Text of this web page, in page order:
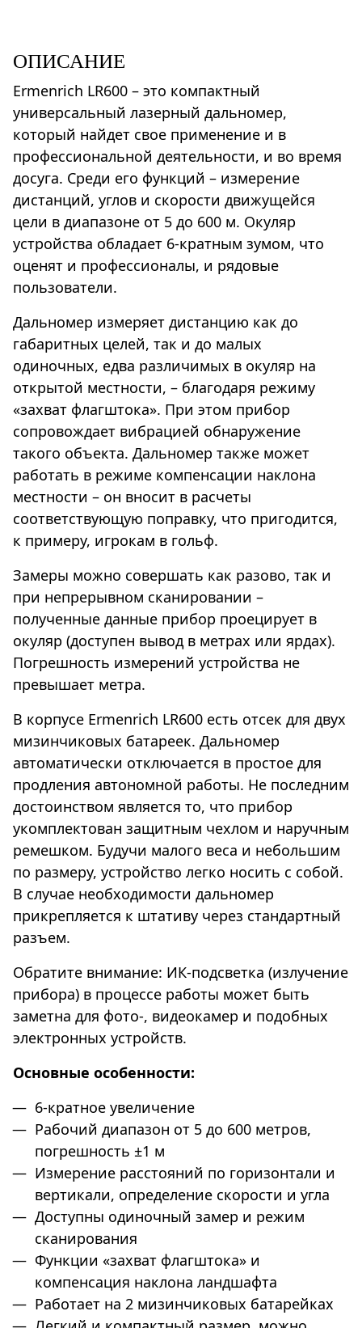
ОПИСАНИЕ
Ermenrich LR600 – это компактный
универсальный лазерный дальномер,
который найдет свое применение и в
профессиональной деятельности, и во время
досуга. Среди его функций – измерение
дистанций, углов и скорости движущейся
цели в диапазоне от 5 до 600 м. Окуляр
устройства обладает 6-кратным зумом, что
оценят и профессионалы, и рядовые
пользователи.
Дальномер измеряет дистанцию как до
габаритных целей, так и до малых
одиночных, едва различимых в окуляр на
открытой местности, – благодаря режиму
«захват флагштока». При этом прибор
сопровождает вибрацией обнаружение
такого объекта. Дальномер также может
работать в режиме компенсации наклона
местности – он вносит в расчеты
соответствующую поправку, что пригодится,
к примеру, игрокам в гольф.
Замеры можно совершать как разово, так и
при непрерывном сканировании –
полученные данные прибор проецирует в
окуляр (доступен вывод в метрах или ярдах).
Погрешность измерений устройства не
превышает метра.
В корпусе Ermenrich LR600 есть отсек для двух
мизинчиковых батареек. Дальномер
автоматически отключается в простое для
продления автономной работы. Не последним
достоинством является то, что прибор
укомплектован защитным чехлом и наручным
ремешком. Будучи малого веса и небольшим
по размеру, устройство легко носить с собой.
В случае необходимости дальномер
прикрепляется к штативу через стандартный
разъем.
Обратите внимание: ИК-подсветка (излучение
прибора) в процессе работы может быть
заметна для фото-, видеокамер и подобных
электронных устройств.
Основные особенности:
6-кратное увеличение
Рабочий диапазон от 5 до 600 метров,
погрешность ±1 м
Измерение расстояний по горизонтали и
вертикали, определение скорости и угла
Доступны одиночный замер и режим
сканирования
Функции «захват флагштока» и
компенсация наклона ландшафта
Работает на 2 мизинчиковых батарейках